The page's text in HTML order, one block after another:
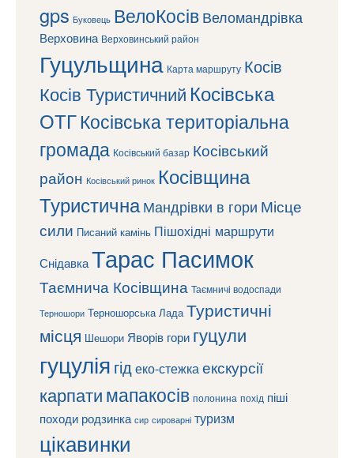
gps Буковець ВелоКосів Веломандрівка
Верховина Верховинський район
Гуцульщина Карта маршруту Косів
Косів Туристичний Косівська
ОТГКосівська територіальна
громада Косівський базар Косівський
район Косівський ринок Косівщина
Туристична Мандрівки в гори Місце
сили Писаний камінь Пішохідні маршрути
СнідавкаТарас Пасимок
Таємнича Косівщина Таємничі водоспади
Терношори Терношорська Лада Туристичні
місця Шешори Яворів гори гуцули
гуцулія гід еко-стежка екскурсії
карпатимапакосів полонина похід піші
походи родзинка сир сироварні туризм
цікавинки